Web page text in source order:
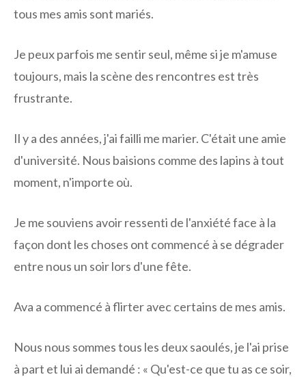
tous mes amis sont mariés.
Je peux parfois me sentir seul, même si je m'amuse
toujours, mais la scène des rencontres est très
frustrante.
Il y a des années, j'ai failli me marier. C'était une amie
d'université. Nous baisions comme des lapins à tout
moment, n'importe où.
Je me souviens avoir ressenti de l'anxiété face à la
façon dont les choses ont commencé à se dégrader
entre nous un soir lors d'une fête.
Ava a commencé à flirter avec certains de mes amis.
Nous nous sommes tous les deux saoulés, je l'ai prise
à part et lui ai demandé : « Qu'est-ce que tu as ce soir,